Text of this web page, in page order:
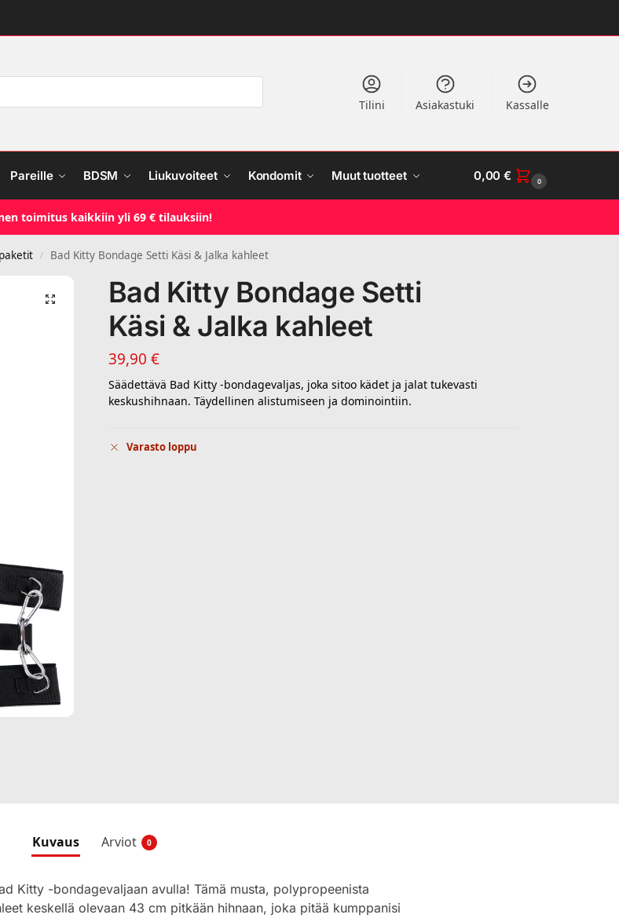
Tilini Asiakastuki Kassalle
Pareille BDSM Liukuvoiteet Kondomit Muut tuotteet 0,00€ 0
toimitus kaikkiin yli 69 € tilauksiin!
/ Bad Kitty Bondage Setti Käsi & Jalka kahleet
Bad Kitty Bondage Setti
Käsi & Jalka kahleet
39,90 €
Säädettävä Bad Kitty -bondagevaljas, joka sitoo kädet ja jalat tukevasti
keskushihnaan. Täydellinen alistumiseen ja dominointiin.
Varasto loppu
Kuvaus Arviot 0
Kitty -bondagevaljaan avulla! Tämä musta, polypropeenista
keskellä olevaan 43 cm pitkään hihnaan, joka pitää kumppanisi